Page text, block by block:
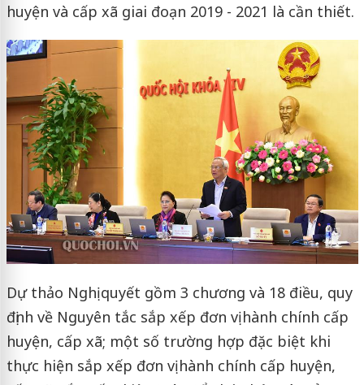
huyện và cấp xã giai đoạn 2019 - 2021 là cần thiết.
Dự thảo Nghị quyết gồm 3 chương và 18 điều, quy
định về Nguyên tắc sắp xếp đơn vị hành chính cấp
huyện, cấp xã; một số trường hợp đặc biệt khi
thực hiện sắp xếp đơn vị hành chính cấp huyện,